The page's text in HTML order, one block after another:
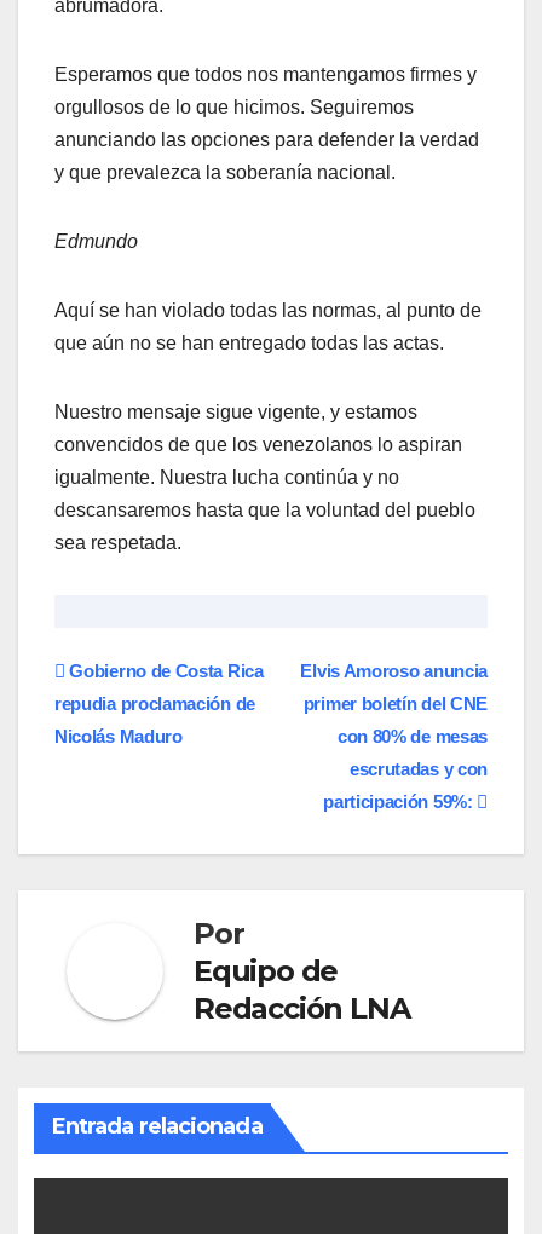
abrumadora.
Esperamos que todos nos mantengamos firmes y
orgullosos de lo que hicimos. Seguiremos
anunciando las opciones para defender la verdad
y que prevalezca la soberanía nacional.
Edmundo
Aquí se han violado todas las normas, al punto de
que aún no se han entregado todas las actas.
Nuestro mensaje sigue vigente, y estamos
convencidos de que los venezolanos lo aspiran
igualmente. Nuestra lucha continúa y no
descansaremos hasta que la voluntad del pueblo
sea respetada.
Navegación
de
Elvis Amoroso anuncia
primer boletín del CNE
con 80% de mesas
escrutadas y con
participación 59%:
Gobierno de Costa Rica
repudia proclamación de
Nicolás Maduro
Por
Equipo de
Redacción LNA
Entrada relacionada